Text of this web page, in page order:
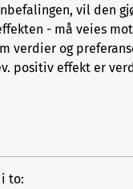
vil den
- må veies mot
verdier og
positiv effekt er
to: